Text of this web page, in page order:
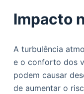
Impacto
A turbulência
e o conforto dos
podem causar
de aumentar o